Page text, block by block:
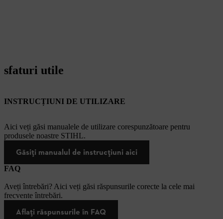
sfaturi utile
INSTRUCȚIUNI DE UTILIZARE
Aici veți găsi manualele de utilizare corespunzătoare pentru
produsele noastre STIHL.
Găsiți manualul de instrucțiuni aici
FAQ
Aveți întrebări? Aici veți găsi răspunsurile corecte la cele mai
frecvente întrebări.
Aflați răspunsurile în FAQ